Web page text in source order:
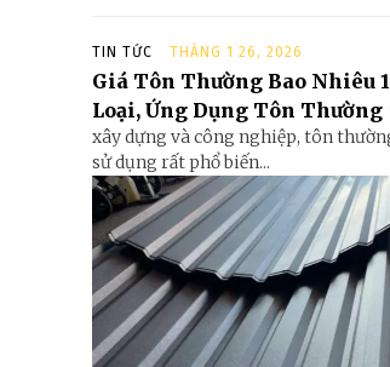
TIN TỨC THÁNG 1 26, 2026
Giá Tôn Thường Bao Nhiêu
Loại, Ứng Dụng Tôn Thường
xây dựng và công nghiệp, tôn
sử dụng rất phổ biến...